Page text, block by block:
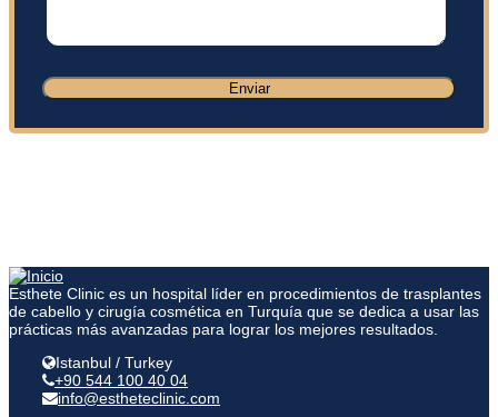
Esthete Clinic es un hospital líder en procedimientos de trasplantes
de cabello y cirugía cosmética en Turquía que se dedica a usar las
prácticas más avanzadas para lograr los mejores resultados.
Istanbul / Turkey
+90 544 100 40 04
info@estheteclinic.com